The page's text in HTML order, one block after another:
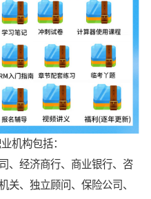
机构包括：
、经济商行、商业银行、咨
关、独立顾问、保险公司、